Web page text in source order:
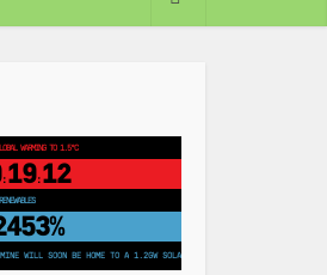
WARMING TO 1.5°C
: 19: 11
PEOPLE
km²
SOON BE HOME TO A 1.2GW SOLAR FARM | CHINA GENERATES LESS